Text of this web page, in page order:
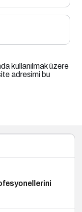
kullanılmak üzere
adresimi bu